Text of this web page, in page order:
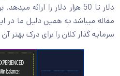
دلار تا 50 هزار دلار را
سرمایه گذار کلان را برای درک بهتر